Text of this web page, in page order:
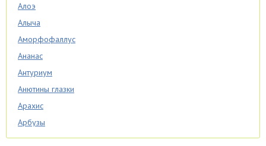
Алоэ
Алыча
Аморфофаллус
Ананас
Антуриум
Анютины глазки
Арахис
Арбузы
Аспарагус